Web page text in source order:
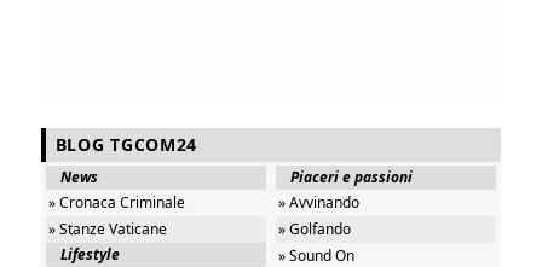
BLOG TGCOM24
News
» Cronaca Criminale
» Stanze Vaticane
Lifestyle
Piaceri e passioni
» Avvinando
» Golfando
» Sound On